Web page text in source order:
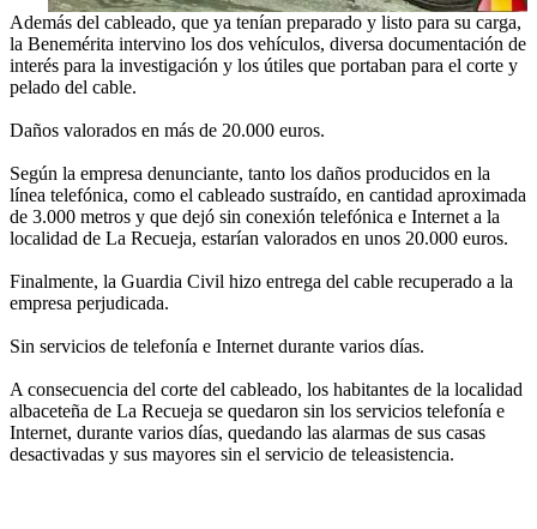
Además del cableado, que ya tenían preparado y listo para su carga,
la Benemérita intervino los dos vehículos, diversa documentación de
interés para la investigación y los útiles que portaban para el corte y
pelado del cable.
Daños valorados en más de 20.000 euros.
Según la empresa denunciante, tanto los daños producidos en la
línea telefónica, como el cableado sustraído, en cantidad aproximada
de 3.000 metros y que dejó sin conexión telefónica e Internet a la
localidad de La Recueja, estarían valorados en unos 20.000 euros.
Finalmente, la Guardia Civil hizo entrega del cable recuperado a la
empresa perjudicada.
Sin servicios de telefonía e Internet durante varios días.
A consecuencia del corte del cableado, los habitantes de la localidad
albaceteña de La Recueja se quedaron sin los servicios telefonía e
Internet, durante varios días, quedando las alarmas de sus casas
desactivadas y sus mayores sin el servicio de teleasistencia.